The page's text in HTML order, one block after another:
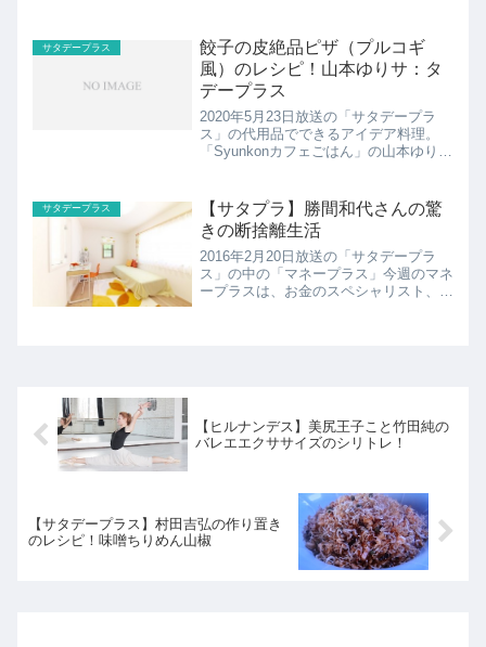
上げたサタプラ的おすすめ冷凍チャーハ
ンベスト5を紹介しま...
サタデープラス
餃子の皮絶品ピザ（プルコギ
風）のレシピ！山本ゆりサ：タ
デープラス
2020年5月23日放送の「サタデープラ
ス」の代用品でできるアイデア料理。
「Syunkonカフェごはん」の山本ゆりさ
サタデープラス
【サタプラ】勝間和代さんの驚
きの断捨離生活
2016年2月20日放送の「サタデープラ
ス」の中の「マネープラス」今週のマネ
ープラスは、お金のスペシャリスト、経
【ヒルナンデス】美尻王子こと竹田純の
バレエエクササイズのシリトレ！
【サタデープラス】村田吉弘の作り置き
のレシピ！味噌ちりめん山椒